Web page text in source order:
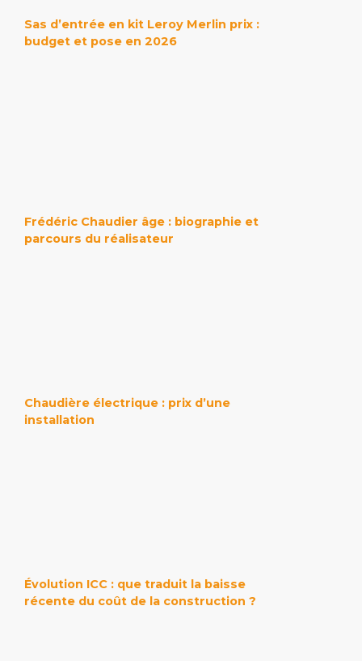
Sas d’entrée en kit Leroy Merlin prix :
budget et pose en 2026
Frédéric Chaudier âge : biographie et
parcours du réalisateur
Chaudière électrique : prix d’une
installation
Évolution ICC : que traduit la baisse
récente du coût de la construction ?